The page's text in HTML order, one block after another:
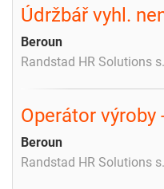
Údržbář vyhl.
Beroun
Randstad HR Solutions
Operátor výroby
Beroun
Randstad HR Solutions